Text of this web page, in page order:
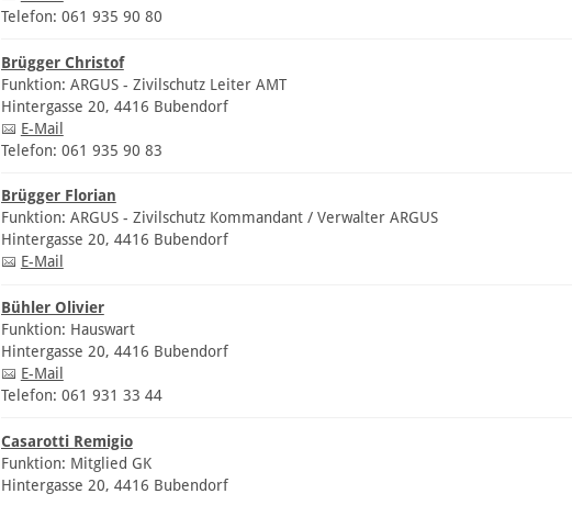
Telefon: 061 935 90 80
Brügger Christof
Funktion: ARGUS - Zivilschutz Leiter AMT
Hintergasse 20, 4416 Bubendorf
E-Mail
Telefon: 061 935 90 83
Brügger Florian
Funktion: ARGUS - Zivilschutz Kommandant / Verwalter ARGUS
Hintergasse 20, 4416 Bubendorf
E-Mail
Bühler Olivier
Funktion: Hauswart
Hintergasse 20, 4416 Bubendorf
E-Mail
Telefon: 061 931 33 44
Casarotti Remigio
Funktion: Mitglied GK
Hintergasse 20, 4416 Bubendorf